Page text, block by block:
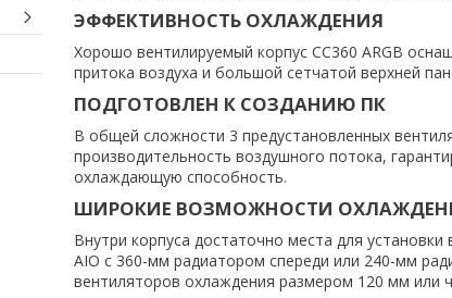
ЭФФЕКТИВНОСТЬ ОХЛАЖДЕНИЯ
Хорошо вентилируемый корпус CC360 ARGB
притока воздуха и большой сетчатой верхней
ПОДГОТОВЛЕН К СОЗДАНИЮ ПК
В общей сложности 3 предустановленных
производительность воздушного потока,
охлаждающую способность.
ШИРОКИЕ ВОЗМОЖНОСТИ
Внутри корпуса достаточно места для
AIO с 360-мм радиатором спереди или 240-мм
вентиляторов охлаждения размером 120 мм или